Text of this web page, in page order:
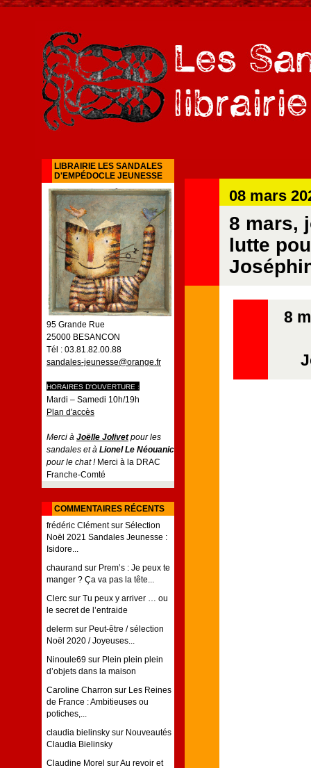
LIBRAIRIE LES SANDALES
D'EMPÉDOCLE JEUNESSE
95 Grande Rue
25000 BESANCON
Tél : 03.81.82.00.88
sandales-jeunesse@orange.fr
HORAIRES D'OUVERTURE :
Mardi – Samedi 10h/19h
Plan d'accès
Merci à Joëlle Jolivetpour les
sandales et à Lionel Le Néouanic
pour le chat !Merci à la DRAC
Franche-Comté
COMMENTAIRES RÉCENTS
frédéric Clémentsur Sélection
Noël 2021 Sandales Jeunesse :
Isidore...
chaurand sur Prem’s : Je peux te
manger ? Ça va pas la tête...
Clerc sur Tu peux y arriver … ou
le secret de l’entraide
delerm sur Peut-être / sélection
Noël 2020 / Joyeuses...
Ninoule69 sur Plein plein plein
d’objets dans la maison
Caroline Charron sur Les Reines
de France : Ambitieuses ou
potiches,...
claudia bielinsky sur Nouveautés
Claudia Bielinsky
Claudine Morel surAu revoir et
08 mars
8 mars,
lutte
8